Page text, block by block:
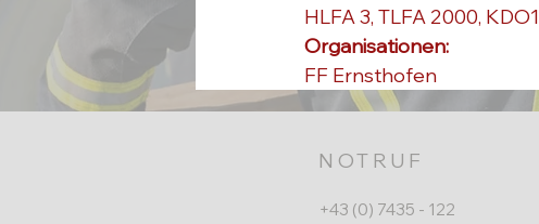
HLFA 3, TLFA 2000, KDO1
Organisationen:
FF Ernsthofen
NOTRUF
+43 (0) 7435 - 122